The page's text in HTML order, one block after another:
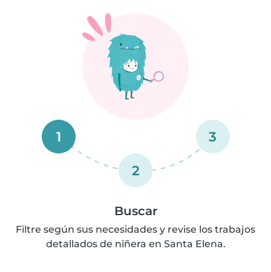
1
2
3
Buscar
Filtre según sus necesidades y revise los trabajos
detallados de niñera en Santa Elena.